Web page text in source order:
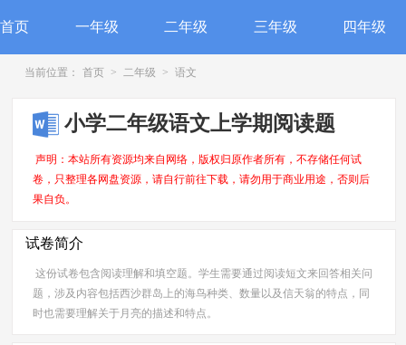
首页 一年级 二年级 三年级 四年级
当前位置： 首页 > 二年级 > 语文
小学二年级语文上学期阅读题
声明：本站所有资源均来自网络，版权归原作者所有，不存储任何试
卷，只整理各网盘资源，请自行前往下载，请勿用于商业用途，否则后
果自负。
试卷简介
这份试卷包含阅读理解和填空题。学生需要通过阅读短文来回答相关问
题，涉及内容包括西沙群岛上的海鸟种类、数量以及信天翁的特点，同
时也需要理解关于月亮的描述和特点。